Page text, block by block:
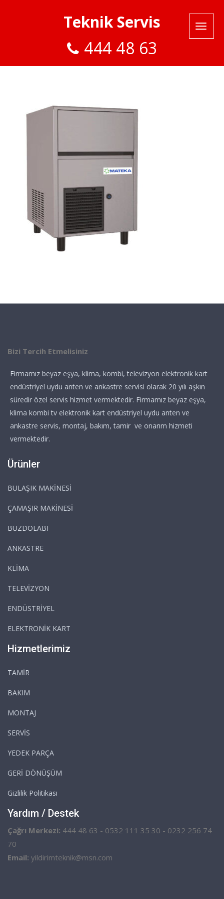
Teknik Servis
444 48 63
Bizi Tercih Etmelisiniz
Firmamız beyaz eşya, klima, kombi, televizyon elektronik kart
endüstriyel uydu anten ve ankastre servisi olarak 20 yılı aşkın
süredir özel servis hizmet vermektedir. Firmamız beyaz eşya,
klima kombi tv elektronik kart endüstriyel uydu anten ve
ankastre servis, montaj, bakım, tamir ve onarım hizmeti
vermektedir.
Ürünler
BULAŞIK MAKİNESİ
ÇAMAŞIR MAKİNESİ
BUZDOLABI
ANKASTRE
KLİMA
TELEVİZYON
ENDÜSTRİYEL
ELEKTRONİK KART
Hizmetlerimiz
TAMİR
BAKIM
MONTAJ
SERVİS
YEDEK PARÇA
GERİ DÖNÜŞÜM
Gizlilik Politikası
Yardım / Destek
Çağrı Merkezi: 444 48 63 - 0532 111 35 30 - 0232 256 74
70
Email: yildirimteknik@msn.com